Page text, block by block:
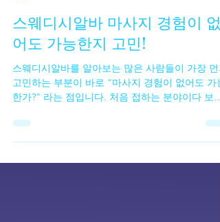
3월 8일
1분 분량
스웨디시알바 마사지 경험이 없
어도 가능한지 고민!
스웨디시알바를 알아보는 많은 사람들이 가장 먼
한가?” 라는 점입니다. 처음 접하는 분야이다 보니
험자를 우대한다는 내용도 있어서 초보자는 시작